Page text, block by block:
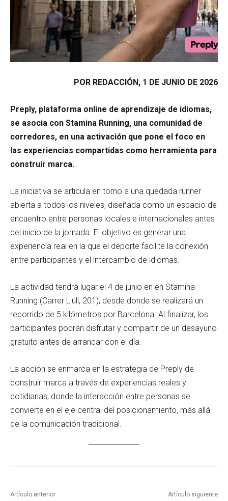
POR REDACCIÓN, 1 DE JUNIO DE 2026
Preply, plataforma online de aprendizaje de idiomas,
se asocia con Stamina Running, una comunidad de
corredores, en una activación que pone el foco en
las experiencias compartidas como herramienta para
construir marca.
La iniciativa se articula en torno a una quedada runner
abierta a todos los niveles, diseñada como un espacio de
encuentro entre personas locales e internacionales antes
del inicio de la jornada. El objetivo es generar una
experiencia real en la que el deporte facilite la conexión
entre participantes y el intercambio de idiomas.
La actividad tendrá lugar el 4 de junio en en Stamina
Running (Carrer Llull, 201), desde donde se realizará un
recorrido de 5 kilómetros por Barcelona. Al finalizar, los
participantes podrán disfrutar y compartir de un desayuno
gratuito antes de arrancar con el día.
La acción se enmarca en la estrategia de Preply de
construir marca a través de experiencias reales y
cotidianas, donde la interacción entre personas se
convierte en el eje central del posicionamiento, más allá
de la comunicación tradicional.
Artículo anterior Artículo siguiente